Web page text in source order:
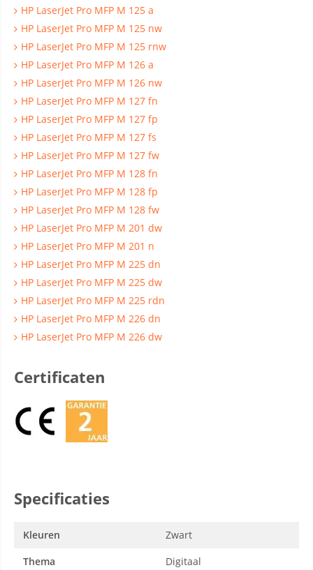
HP LaserJet Pro MFP M 125 a
HP LaserJet Pro MFP M 125 nw
HP LaserJet Pro MFP M 125 rnw
HP LaserJet Pro MFP M 126 a
HP LaserJet Pro MFP M 126 nw
HP LaserJet Pro MFP M 127 fn
HP LaserJet Pro MFP M 127 fp
HP LaserJet Pro MFP M 127 fs
HP LaserJet Pro MFP M 127 fw
HP LaserJet Pro MFP M 128 fn
HP LaserJet Pro MFP M 128 fp
HP LaserJet Pro MFP M 128 fw
HP LaserJet Pro MFP M 201 dw
HP LaserJet Pro MFP M 201 n
HP LaserJet Pro MFP M 225 dn
HP LaserJet Pro MFP M 225 dw
HP LaserJet Pro MFP M 225 rdn
HP LaserJet Pro MFP M 226 dn
HP LaserJet Pro MFP M 226 dw
Certificaten
Specificaties
Kleuren
Zwart
Thema
Digitaal